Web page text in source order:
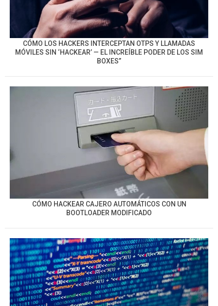
CÓMO LOS HACKERS INTERCEPTAN OTPS Y LLAMADAS
MÓVILES SIN ‘HACKEAR’ — EL INCREÍBLE PODER DE LOS SIM
BOXES”
CÓMO HACKEAR CAJERO AUTOMÁTICOS CON UN
BOOTLOADER MODIFICADO